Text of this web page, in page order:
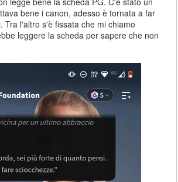
bene i canon, adesso è tornata a far
Tra l'altro s'è fissata che mi chiamo
leggere la scheda per sapere che non